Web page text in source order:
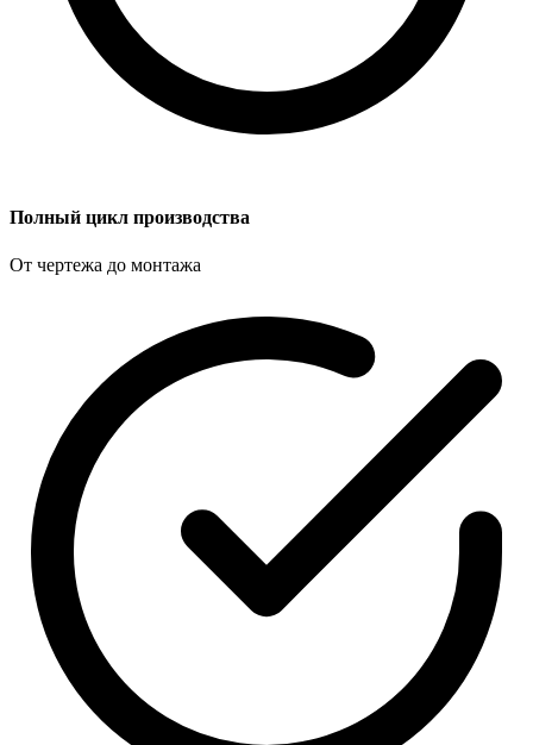
Полный цикл производства
От чертежа до монтажа